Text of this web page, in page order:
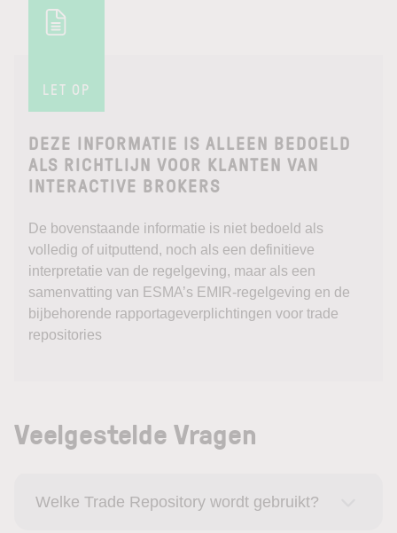
LET OP
DEZE INFORMATIE IS ALLEEN BEDOELD
ALS RICHTLIJN VOOR KLANTEN VAN
INTERACTIVE BROKERS
De bovenstaande informatie is niet bedoeld als
volledig of uitputtend, noch als een definitieve
interpretatie van de regelgeving, maar als een
samenvatting van ESMA’s EMIR-regelgeving en de
bijbehorende rapportageverplichtingen voor trade
repositories
Veelgestelde Vragen
Welke Trade Repository wordt gebruikt?